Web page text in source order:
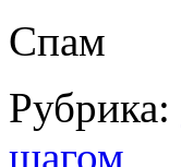
Спам
Рубрика:
шагом